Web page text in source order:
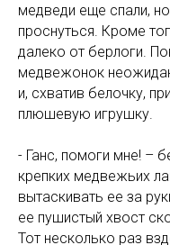
медведи еще спали,
проснуться. Кроме
далеко от берлоги.
медвежонок
и, схватив белочку,
плюшевую игрушку.
- Ганс, помоги мне! –
крепких медвежьих
вытаскивать ее за
ее пушистый хвост
Тот несколько раз